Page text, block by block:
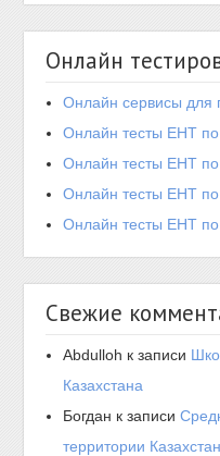
Онлайн
Онлайн сервисы для
Онлайн тесты ЕНТ по
Онлайн тесты ЕНТ по
Онлайн тесты ЕНТ по
Онлайн тесты ЕНТ по
Свежие
Abdulloh к записи
Казахстана
Богдан к записи
территории